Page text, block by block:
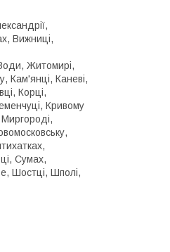
Вижниці,
Житомирі,
Кам'янці, Каневі,
Корці,
Кривому
Сумах,
Шостці, Шполі,